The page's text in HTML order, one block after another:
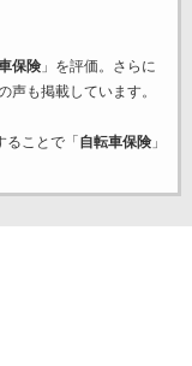
保険」を評価。さらに
声も掲載しています。
ることで「 自転車保険」